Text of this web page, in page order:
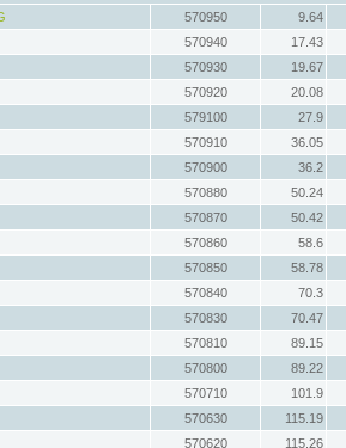
570950
9.64
570940
17.43
570930
19.67
570920
20.08
579100
27.9
570910
36.05
570900
36.2
570880
50.24
570870
50.42
570860
58.6
570850
58.78
570840
70.3
570830
70.47
570810
89.15
570800
89.22
570710
101.9
570630
115.19
570620 115.26